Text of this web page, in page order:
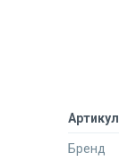
Артикул
Бренд